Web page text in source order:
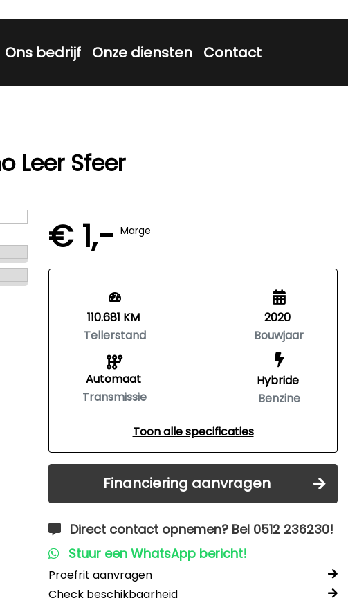
Ons bedrijf Onze diensten Contact
Leer Sfeer
€ 1,- Marge
110.681 KM
Tellerstand
Automaat
Transmissie
2020
Bouwjaar
Hybride
Benzine
Toon alle specificaties
Financiering aanvragen
Direct contact opnemen? Bel 0512 236230!
Stuur een WhatsApp bericht!
Proefrit aanvragen
Check beschikbaarheid